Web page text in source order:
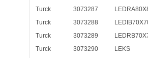
Turck
3073287
Turck
3073288
Turck
3073289
Turck
3073290
LEKS